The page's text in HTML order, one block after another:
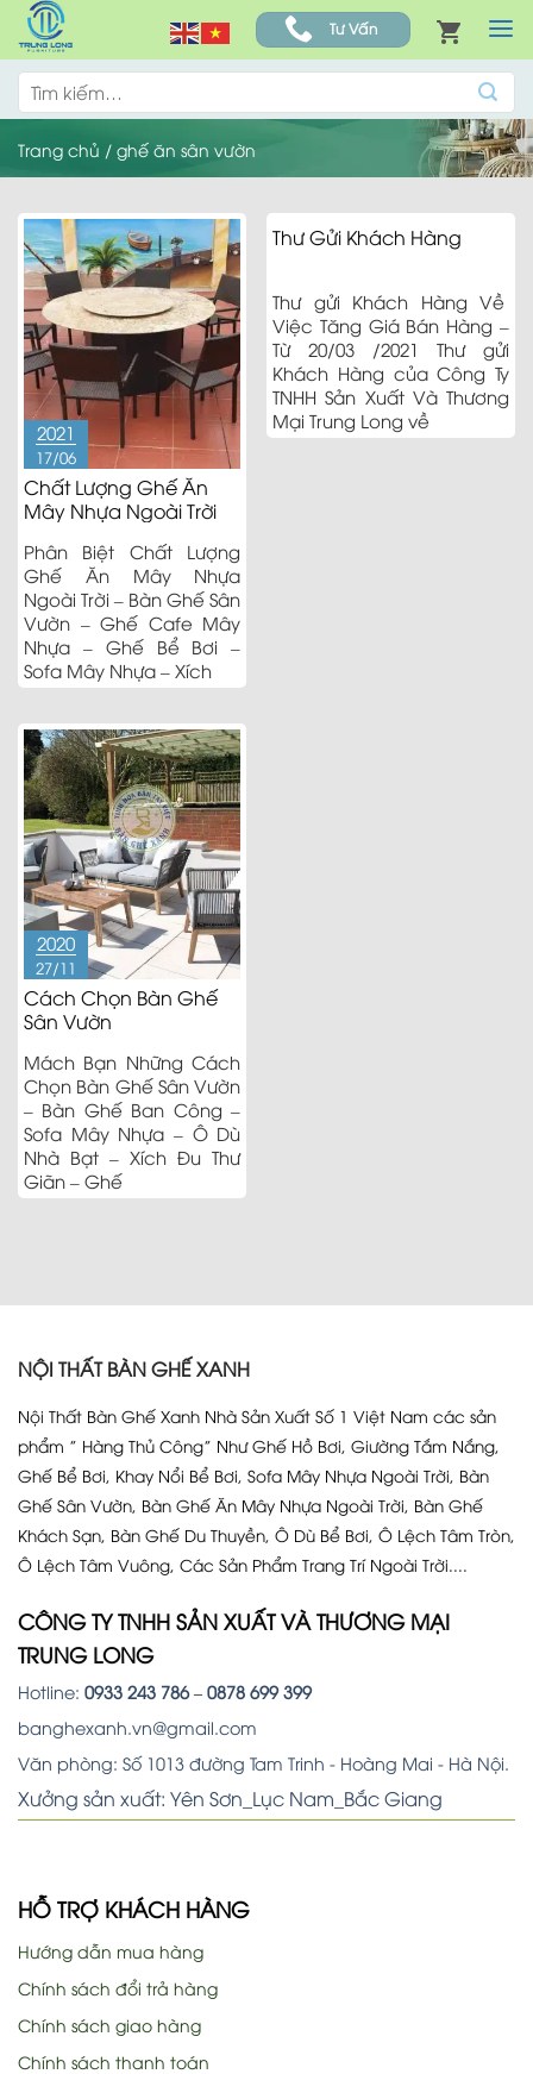
Skip
content
Tư Vấn
Tìm
kiếm:
Trang chủ / ghế ăn sân vườn
2021
17/06
Chất Lượng Ghế Ăn
Mây Nhựa Ngoài Trời
Phân Biệt Chất Lượng
Ghế Ăn Mây Nhựa
Ngoài Trời – Bàn Ghế Sân
Vườn – Ghế Cafe Mây
Nhựa – Ghế Bể Bơi –
Sofa Mây Nhựa – Xích
Thư Gửi Khách Hàng
Thư gửi Khách Hàng Về
Việc Tăng Giá Bán Hàng –
Từ 20/03 /2021 Thư gửi
Khách Hàng của Công Ty
TNHH Sản Xuất Và Thương
Mại Trung Long về
2020
27/11
Cách Chọn Bàn Ghế
Sân Vườn
Mách Bạn Những Cách
Chọn Bàn Ghế Sân Vườn
– Bàn Ghế Ban Công –
Sofa Mây Nhựa – Ô Dù
Nhà Bạt – Xích Đu Thư
Giãn – Ghế
NỘI THẤT BÀN GHẾ XANH
Nội Thất Bàn Ghế Xanh Nhà Sản Xuất Số 1 Việt Nam các sản
phẩm ” Hàng Thủ Công” Như Ghế Hồ Bơi, Giường Tắm Nắng,
Ghế Bể Bơi, Khay Nổi Bể Bơi, Sofa Mây Nhựa Ngoài Trời, Bàn
Ghế Sân Vườn, Bàn Ghế Ăn Mây Nhựa Ngoài Trời, Bàn Ghế
Khách Sạn, Bàn Ghế Du Thuyền, Ô Dù Bể Bơi, Ô Lệch Tâm Tròn,
Ô Lệch Tâm Vuông, Các Sản Phẩm Trang Trí Ngoài Trời....
CÔNG TY TNHH SẢN XUẤT VÀ THƯƠNG MẠI
TRUNG LONG
Hotline: 0933 243 786– 0878 699 399
banghexanh.vn@gmail.com
Văn phòng: Số 1013 đường Tam Trinh - Hoàng Mai - Hà Nội.
Xưởng sản xuất: Yên Sơn_Lục Nam_Bắc Giang
HỖ TRỢ KHÁCH HÀNG
Hướng dẫn mua hàng
Chính sách đổi trả hàng
Chính sách giao hàng
Chính sách thanh toán